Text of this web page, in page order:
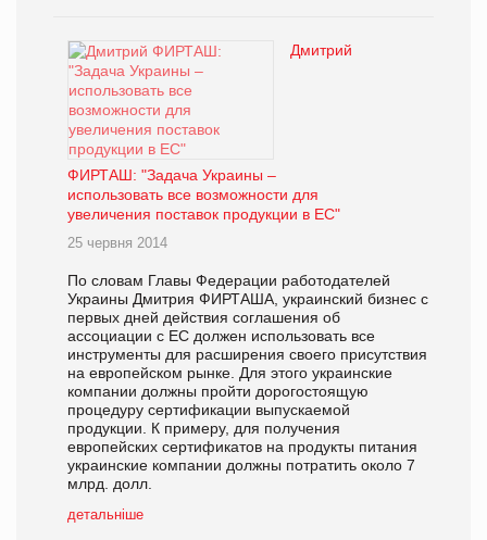
Дмитрий
ФИРТАШ: "Задача Украины –
использовать все возможности для
увеличения поставок продукции в ЕС"
25 червня 2014
По словам Главы Федерации работодателей
Украины Дмитрия ФИРТАША, украинский бизнес с
первых дней действия соглашения об
ассоциации с ЕС должен использовать все
инструменты для расширения своего присутствия
на европейском рынке. Для этого украинские
компании должны пройти дорогостоящую
процедуру сертификации выпускаемой
продукции. К примеру, для получения
европейских сертификатов на продукты питания
украинские компании должны потратить около 7
млрд. долл.
детальніше